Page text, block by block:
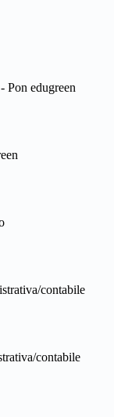
Pon edugreen
contabile
contabile